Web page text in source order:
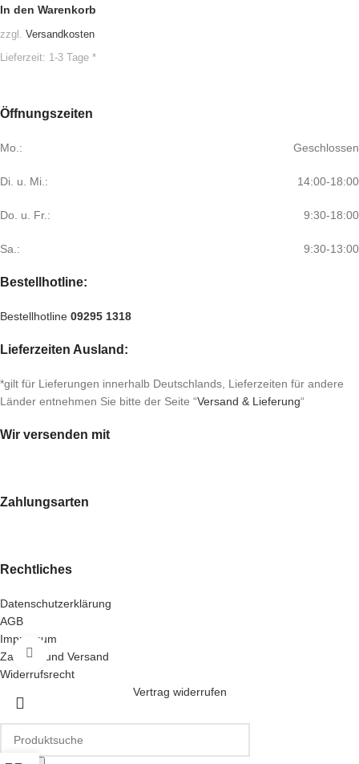
Klick zum Vergrößern
In den Warenkorb
zzgl. Versandkosten
Lieferzeit: 1-3 Tage *
Öffnungszeiten
Mo.: Geschlossen
Di. u. Mi.: 14:00-18:00
Do. u. Fr.: 9:30-18:00
Sa.: 9:30-13:00
Bestellhotline:
Bestellhotline 09295 1318
Lieferzeiten Ausland:
*gilt für Lieferungen innerhalb Deutschlands, Lieferzeiten für andere
Länder entnehmen Sie bitte der Seite “Versand & Lieferung“
Wir versenden mit
Zahlungsarten
Rechtliches
Datenschutzerklärung
AGB
Impressum
Zahlung und Versand
Widerrufsrecht
Vertrag widerrufen